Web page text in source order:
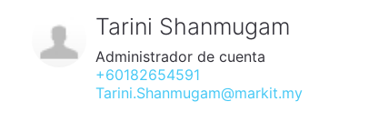
Tarini Shanmugam
Administrador de cuenta
+60182654591
Tarini.Shanmugam@markit.my